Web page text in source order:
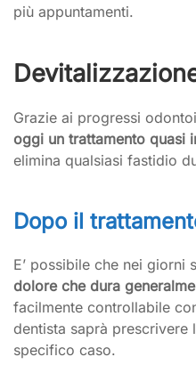
più appuntamenti.
Grazie ai progressi
oggi un trattamento quasi
elimina qualsiasi fastidio
Dopo il
E’ possibile che nei giorni
dolore che dura
facilmente controllabile
dentista saprà prescrivere
specifico caso.